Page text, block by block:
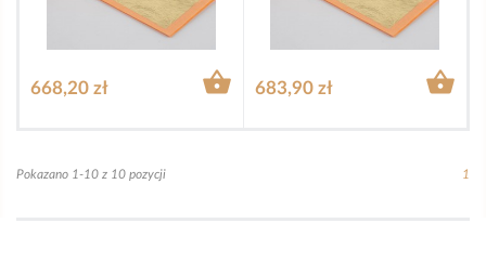
668,20 zł  683,90 zł 
Pokazano 1-10 z 10 pozycji 1